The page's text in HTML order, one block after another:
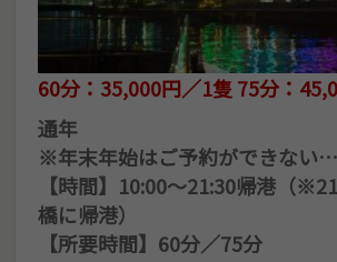
60分：35,000円／1隻 75分：
通年
※年末年始はご予約ができない…
【時間】10:00～21:30帰港（
橋に帰港）
【所要時間】60分／75分